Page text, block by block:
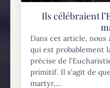
Ils célébraient
Dans cet article, nous
qui est probablement
précise de
primitif. Il s’agit de
martyr,...